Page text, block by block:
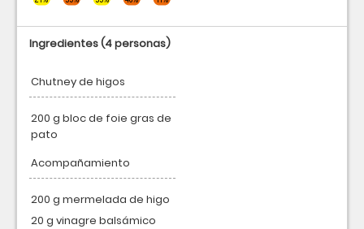
Ingredientes(4 personas)
Chutney de higos
200 g bloc de foie gras de
pato
Acompañamiento
200 g mermelada de higo
20 g vinagre balsámico